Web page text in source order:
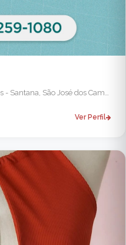
R. José Dias de Águiar, 132 - fundos - Santana, São José dos Campos - SP, 12212-080, Brasil
Ver Perfil